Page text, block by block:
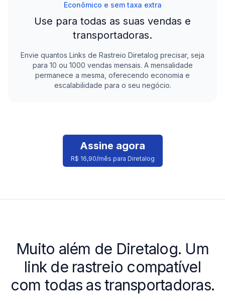
Econômico e sem taxa extra
Use para todas as suas vendas e
transportadoras.
Envie quantos Links de Rastreio Diretalog precisar, seja
para 10 ou 1000 vendas mensais. A mensalidade
permanece a mesma, oferecendo economia e
escalabilidade para o seu negócio.
Assine agora
R$ 16,90/mês para Diretalog
Muito além de Diretalog. Um
link de rastreio compatível
com todas as transportadoras.